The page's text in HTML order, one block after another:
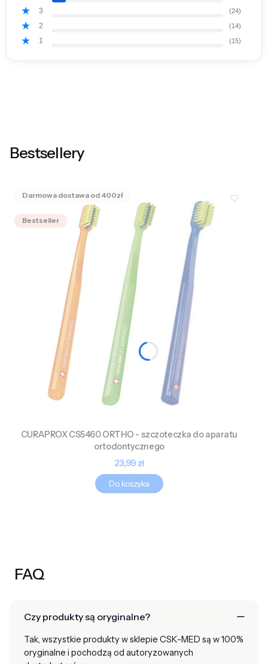
3 (24)
2 (14)
1 (15)
Bestsellery
Bestseller
CURAPROX CS5460 ORTHO - szczoteczka do aparatu
ortodontycznego
Cena
23,99 zł
Do koszyka
FAQ
Czy produkty są oryginalne?
Tak, wszystkie produkty w sklepie CSK-MED są w 100%
oryginalne i pochodzą od autoryzowanych